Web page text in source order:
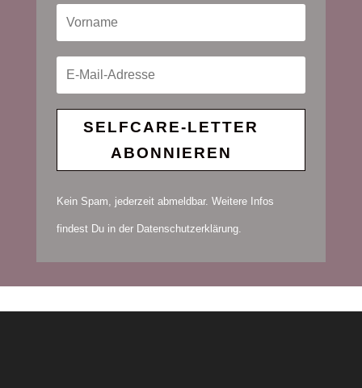
SELFCARE-LETTER
ABONNIEREN
Kein Spam, jederzeit abmeldbar. Weitere Infos
findest Du in der Datenschutzerklärung.